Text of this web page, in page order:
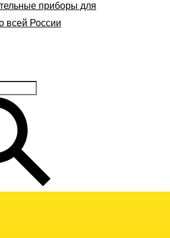
приборы для
всей России